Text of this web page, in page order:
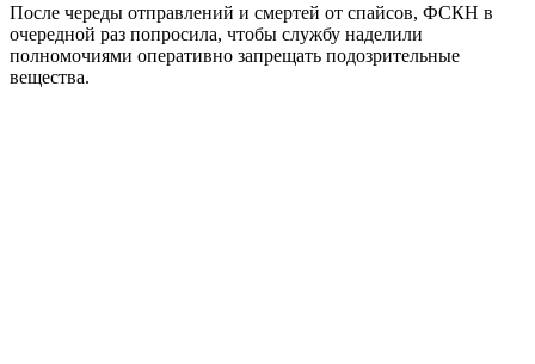
После череды отправлений и смертей от спайсов, ФСКН в
очередной раз попросила, чтобы службу наделили
полномочиями оперативно запрещать подозрительные
вещества.